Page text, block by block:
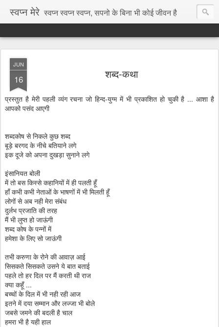
स्वप्न मेरे स्वप्न स्वप्न स्वप्न, सपनो के बिना भी कोई जीवन है
JUN
16 शब्द-कथा
प्रस्तुत है मेरी पहली व्यंग रचना जो हिन्द-युग्म में भी प्रकाशित हो चुकी है ... आशा है
आपको पसंद आएगी
शब्दकोष से निकले कुछ शब्द
बूड़े बरगद के नीचे बतियाने लगे
इक दूजे को अपना दुखड़ा सुनाने लगे
इंसानियत बोली
में तो बस किस्से कहानियों में ही पलती हूँ
हाँ कभी कभी नेताओं के भाषणों में भी मिलती हूँ
लोगों से अब नही मेरा संबंध
दुर्लभ प्रजाति की तरह
मैं भी लुप्त हो जाऊंगी
शब्द कोष के पन्नों में
हमेशा के लिए सो जाऊंगी
तभी करुणा के रोने की आवाज़ आई
सिसकते सिसकते उसने ये बात बताई
पहले तो हर दिल पर मैं करती थी राज
क्या कहूँ ...
बच्चों के दिल में भी नही रही आज
इतने में दया सम्मान और लज्जा भी बोले
जबसे जमने की बदली है चाल
हमरा भी है यही हाल